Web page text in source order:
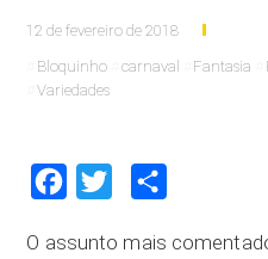
12 de fevereiro de 2018
Bloquinho
carnaval Fantasia
Variedades
Facebook Twitter
O assunto mais